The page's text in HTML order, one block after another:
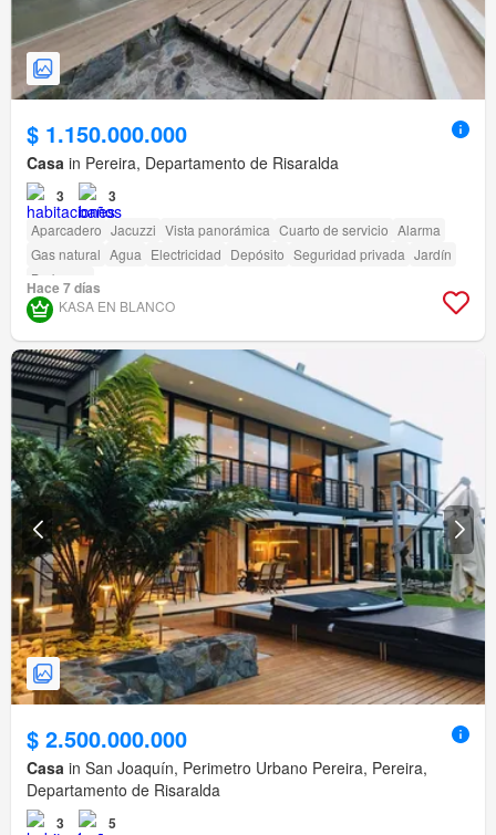
$ 1.150.000.000
Casa in Pereira, Departamento de Risaralda
3 3
Aparcadero Jacuzzi Vista panorámica Cuarto de servicio Alarma
Gas natural Agua Electricidad Depósito Seguridad privada Jardín
Barbecue
Hace 7 días
KASA EN BLANCO
$ 2.500.000.000
Casa in San Joaquín, Perimetro Urbano Pereira, Pereira,
Departamento de Risaralda
3 5